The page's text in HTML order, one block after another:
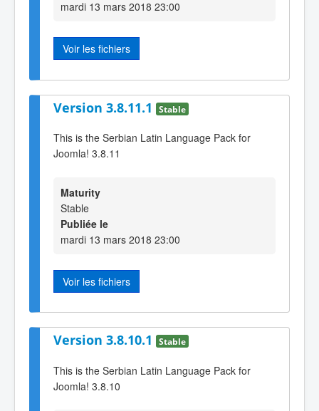
mardi 13 mars 2018 23:00
Voir les fichiers
Version 3.8.11.1 Stable
This is the Serbian Latin Language Pack for
Joomla! 3.8.11
Maturity
Stable
Publiée le
mardi 13 mars 2018 23:00
Voir les fichiers
Version 3.8.10.1 Stable
This is the Serbian Latin Language Pack for
Joomla! 3.8.10